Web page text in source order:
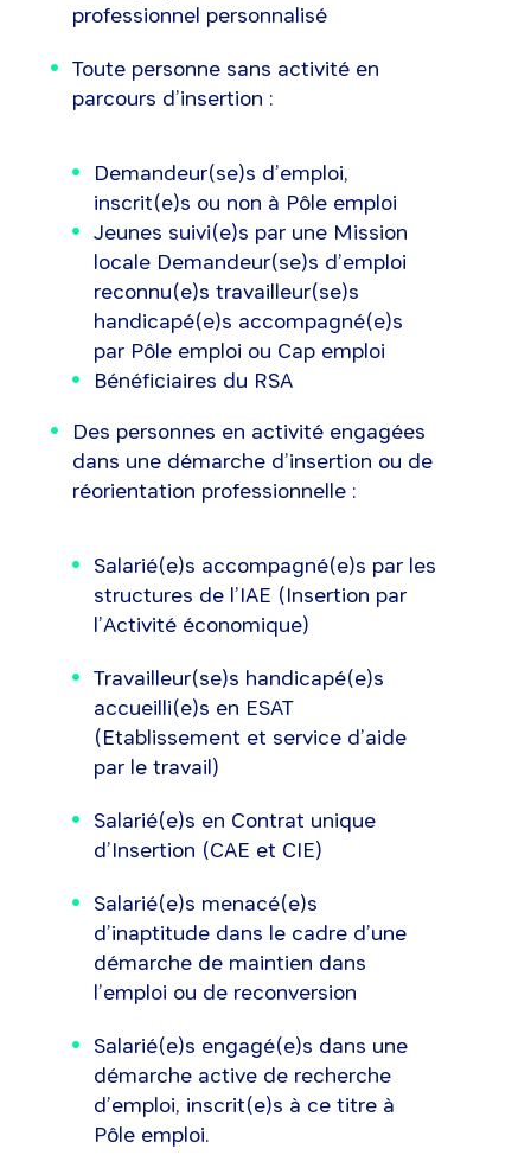
professionnel personnalisé
Toute personne sans activité en
parcours d’insertion :
Demandeur(se)s d’emploi,
inscrit(e)s ou non à Pôle emploi
Jeunes suivi(e)s par une Mission
locale Demandeur(se)s d’emploi
reconnu(e)s travailleur(se)s
handicapé(e)s accompagné(e)s
par Pôle emploi ou Cap emploi
Bénéficiaires du RSA
Des personnes en activité engagées
dans une démarche d’insertion ou de
réorientation professionnelle :
Salarié(e)s accompagné(e)s par les
structures de l’IAE (Insertion par
l’Activité économique)
Travailleur(se)s handicapé(e)s
accueilli(e)s en ESAT
(Etablissement et service d’aide
par le travail)
Salarié(e)s en Contrat unique
d’Insertion (CAE et CIE)
Salarié(e)s menacé(e)s
d’inaptitude dans le cadre d’une
démarche de maintien dans
l’emploi ou de reconversion
Salarié(e)s engagé(e)s dans une
démarche active de recherche
d’emploi, inscrit(e)s à ce titre à
Pôle emploi.